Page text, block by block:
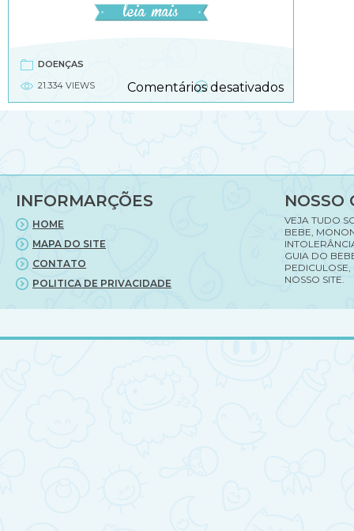
DOENÇAS
21.334 VIEWS
Comentários desativadosem
INFORMARÇÕES
HOME
MAPA DO SITE
CONTATO
POLITICA DE PRIVACIDADE
NOSSO
VEJA TUDO
BEBE,
GUIA DO
PEDICULOSE,
NOSSO SITE.